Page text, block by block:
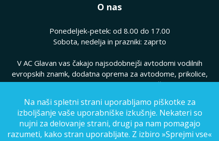
O nas
Ponedeljek-petek: od 8.00 do 17.00
Sobota, nedelja in prazniki: zaprto
V AC Glavan vas čakajo najsodobnejši avtodomi vodilnih
evropskih znamk, dodatna oprema za avtodome, prikolice,
hkrati pa vam ponujamo kvaliteten servis vaših avtodomov.